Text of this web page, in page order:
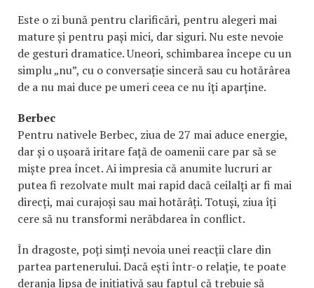
Este o zi bună pentru clarificări, pentru alegeri mai
mature și pentru pași mici, dar siguri. Nu este nevoie
de gesturi dramatice. Uneori, schimbarea începe cu un
simplu „nu”, cu o conversație sinceră sau cu hotărârea
de a nu mai duce pe umeri ceea ce nu îți aparține.
Berbec
Pentru nativele Berbec, ziua de 27 mai aduce energie,
dar și o ușoară iritare față de oamenii care par să se
miște prea încet. Ai impresia că anumite lucruri ar
putea fi rezolvate mult mai rapid dacă ceilalți ar fi mai
direcți, mai curajoși sau mai hotărâți. Totuși, ziua îți
cere să nu transformi nerăbdarea în conflict.
În dragoste, poți simți nevoia unei reacții clare din
partea partenerului. Dacă ești într-o relație, te poate
deranja lipsa de inițiativă sau faptul că trebuie să